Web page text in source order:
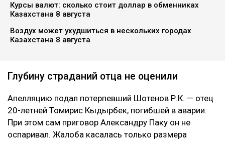
Курсы валют: сколько стоит доллар в обменниках
Казахстана 8 августа
Воздух может ухудшиться в нескольких городах
Казахстана 8 августа
Глубину страданий отца не оценили
Апелляцию подал потерпевший Шотенов Р.К. — отец
20-летней Томирис Кыдырбек, погибшей в аварии.
При этом сам приговор Александру Паку он не
оспаривал. Жалоба касалась только размера